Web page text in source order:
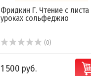
Фридкин Г. Чтение с листа
уроках сольфеджио
(0)
1 500 руб.